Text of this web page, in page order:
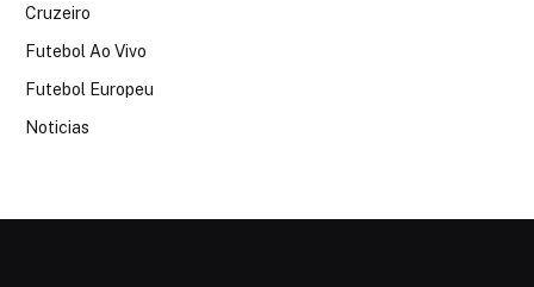
Cruzeiro
Futebol Ao Vivo
Futebol Europeu
Noticias